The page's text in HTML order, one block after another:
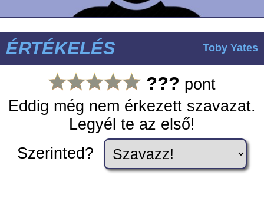
ÉRTÉKELÉS Toby Yates
??? pont
Eddig még nem érkezett szavazat.
Legyél te az első!
Szerinted?